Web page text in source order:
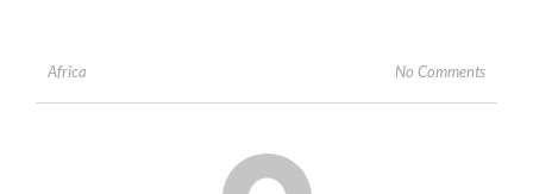
Africa No Comments